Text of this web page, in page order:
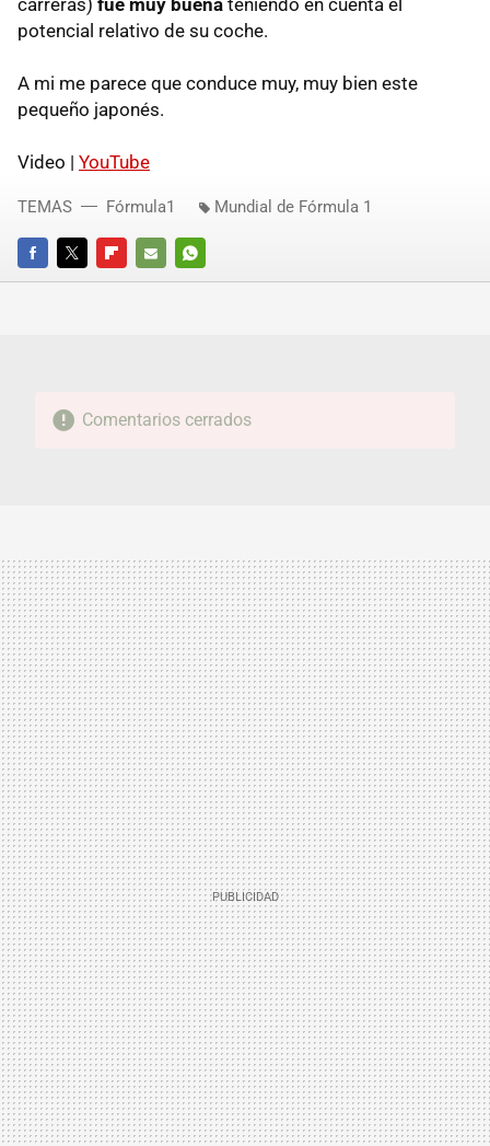
carreras) fue muy buena teniendo en cuenta el
potencial relativo de su coche.
A mi me parece que conduce muy, muy bien este
pequeño japonés.
Video | YouTube
FACEBOOKTWITTERFLIPBOARD
E-
WHATSAPP
TEMAS Fórmula1 Mundial de Fórmula 1
Comentarios cerrados